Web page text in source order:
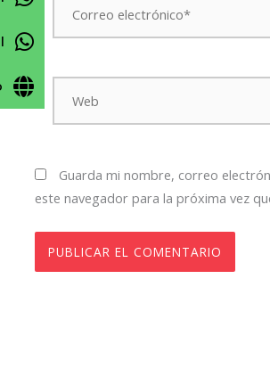
electrónico*
Web
Guarda mi nombre, correo
este navegador para la próxima vez